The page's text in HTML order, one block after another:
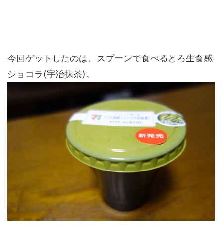
今回ゲットしたのは、スプーンで食べるとろ生食感
ショコラ(宇治抹茶)。